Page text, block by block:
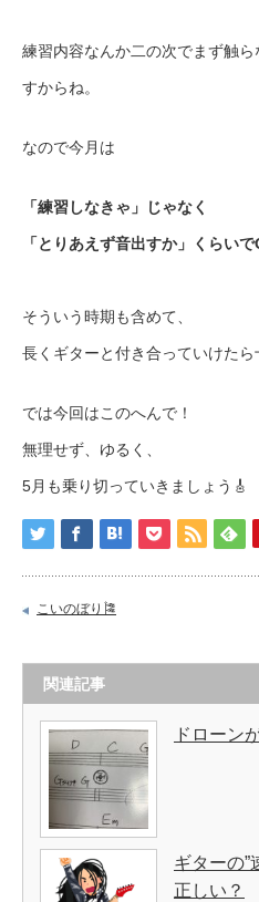
練習内容なんか二の次でまず触
すからね。
なので今月は
「練習しなきゃ」じゃなく
「とりあえず音出すか」くらいで
そういう時期も含めて、
長くギターと付き合っていけたら
では今回はこのへんで！
無理せず、ゆるく、
5月も乗り切っていきましょう🎸
こいのぼり🎏
関連記事
ドローン
ギターの”
正しい？